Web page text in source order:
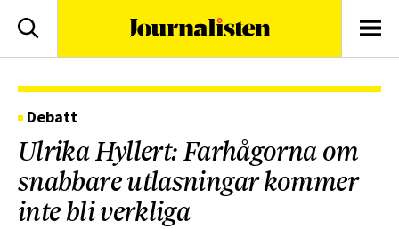
Sök
Debatt
Ulrika Hyllert: Farhågorna om
snabbare utlasningar kommer
inte bli verkliga